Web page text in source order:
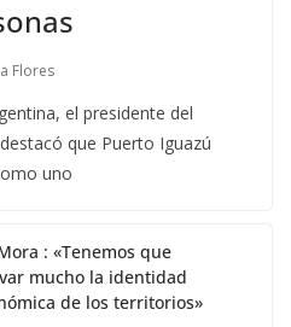
Flores
el presidente del
que Puerto Iguazú
uno
: «Tenemos que
mucho la identidad
de los territorios»